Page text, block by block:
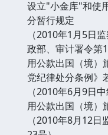
设立"小金库"和使
分暂行规定
（2010年1月5日
政部、审计署令第
用公款出国（境）
党纪律处分条例》
（2010年6月9日
用公款出国（境）
（2010年8月12